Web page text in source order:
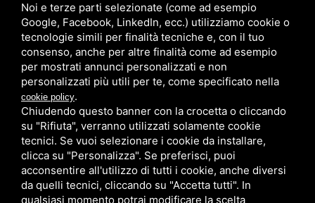
decorazioni automezzi privati
car protector
oscuramento vetri e fanali
servizi/chi siamo/contatti
OMNIA FOTO SRL
VIA DOMENICO CIMAROSA, 55 CASALECCHIO DI
RENO (BO) - 40033 - P.IVA 02079141202
Noi e terze parti selezionate (come ad esempio
Google, Facebook, LinkedIn, ecc.) utilizziamo cookie o
tecnologie simili per finalità tecniche e, con il tuo
consenso, anche per altre finalità come ad esempio
per mostrati annunci personalizzati e non
personalizzati più utili per te, come specificato nella
cookie policy.
Chiudendo questo banner con la crocetta o cliccando
su "Rifiuta", verranno utilizzati solamente cookie
tecnici. Se vuoi selezionare i cookie da installare,
clicca su "Personalizza". Se preferisci, puoi
acconsentire all'utilizzo di tutti i cookie, anche diversi
da quelli tecnici, cliccando su "Accetta tutti". In
qualsiasi momento potrai modificare la scelta